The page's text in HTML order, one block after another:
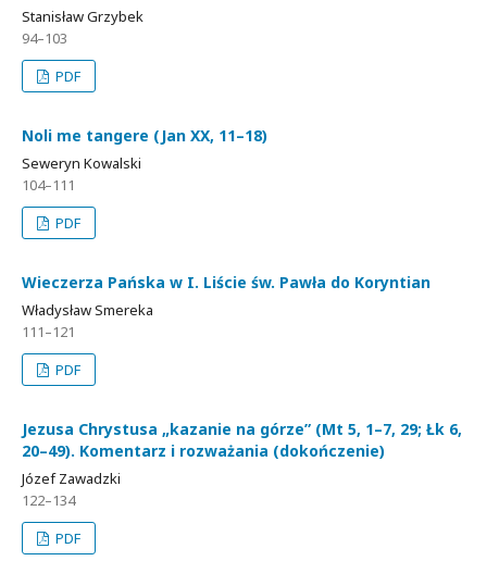
Stanisław Grzybek
94–103
PDF
Noli me tangere (Jan XX, 11–18)
Seweryn Kowalski
104–111
PDF
Wieczerza Pańska w I. Liście św. Pawła do Koryntian
Władysław Smereka
111–121
PDF
Jezusa Chrystusa „kazanie na górze” (Mt 5, 1–7, 29; Łk 6,
20–49). Komentarz i rozważania (dokończenie)
Józef Zawadzki
122–134
PDF